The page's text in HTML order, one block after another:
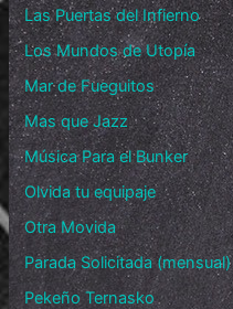
Las Puertas del Infierno
Los Mundos de Utopía
Mar de Fueguitos
Mas que Jazz
Música Para el Bunker
Olvida tu equipaje
Otra Movida
Parada Solicitada (mensual)
Pekeño Ternasko